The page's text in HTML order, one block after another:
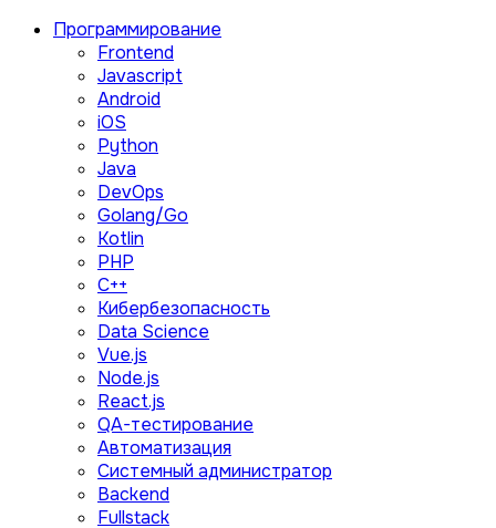
Программирование
Frontend
Javascript
Android
iOS
Python
Java
DevOps
Golang/Go
Kotlin
PHP
C++
Кибербезопасность
Data Science
Vue.js
Node.js
React.js
QA-тестирование
Автоматизация
Системный администратор
Backend
Fullstack